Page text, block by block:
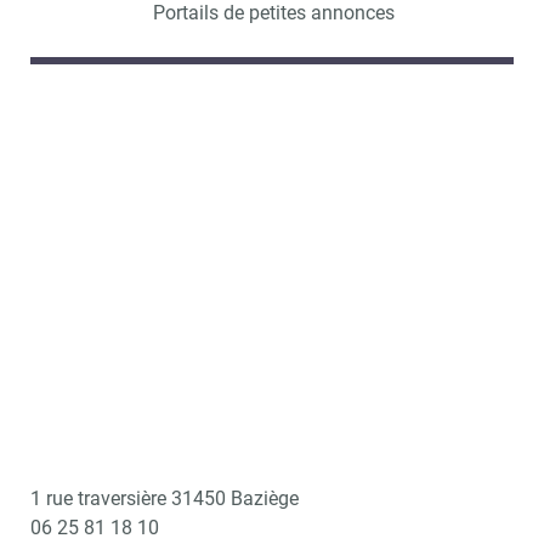
Portails de petites annonces
1 rue traversière 31450 Baziège
06 25 81 18 10